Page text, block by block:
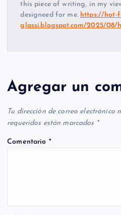
this piece of writing, in my
designeed for me. https://hot-
glassi.blogspot.com/2025/08/
Agregar un
Tu dirección de correo electrónico
requeridos están marcados *
Comentario *